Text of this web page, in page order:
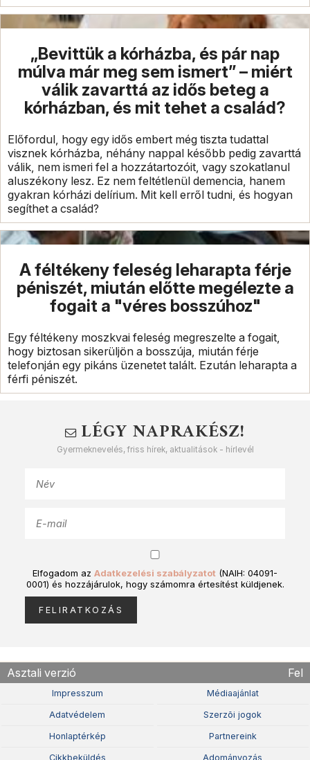
„Bevittük a kórházba, és pár nap
múlva már meg sem ismert” – miért
válik zavarttá az idős beteg a
kórházban, és mit tehet a család?
Előfordul, hogy egy idős embert még tiszta tudattal
visznek kórházba, néhány nappal később pedig zavarttá
válik, nem ismeri fel a hozzátartozóit, vagy szokatlanul
aluszékony lesz. Ez nem feltétlenül demencia, hanem
gyakran kórházi delírium. Mit kell erről tudni, és hogyan
segíthet a család?
A féltékeny feleség leharapta férje
péniszét, miután előtte megélezte a
fogait a "véres bosszúhoz"
Egy féltékeny moszkvai feleség megreszelte a fogait,
hogy biztosan sikerüljön a bosszúja, miután férje
telefonján egy pikáns üzenetet talált. Ezután leharapta a
férfi péniszét.
LÉGY NAPRAKÉSZ!
Gyermeknevelés, friss hírek, aktualitások - hírlevél
Elfogadom az Adatkezelési szabályzatot (NAIH: 04091-
0001) és hozzájárulok, hogy számomra értesítést küldjenek.
Asztali verzió Fel
Impresszum Médiaajánlat
Adatvédelem Szerzõi jogok
Honlaptérkép Partnereink
Cikkbeküldés Adományozás